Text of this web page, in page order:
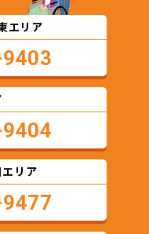
エリア
リア